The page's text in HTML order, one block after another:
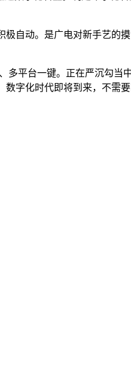
动。是广电对新手艺的
平台一键。正在严沉勾当
字化时代即将到来，不需